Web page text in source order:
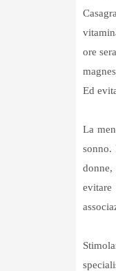
ore
Ed
La
sonno.